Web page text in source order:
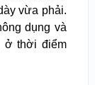
vừa phải.
dụng và
ở thời điểm